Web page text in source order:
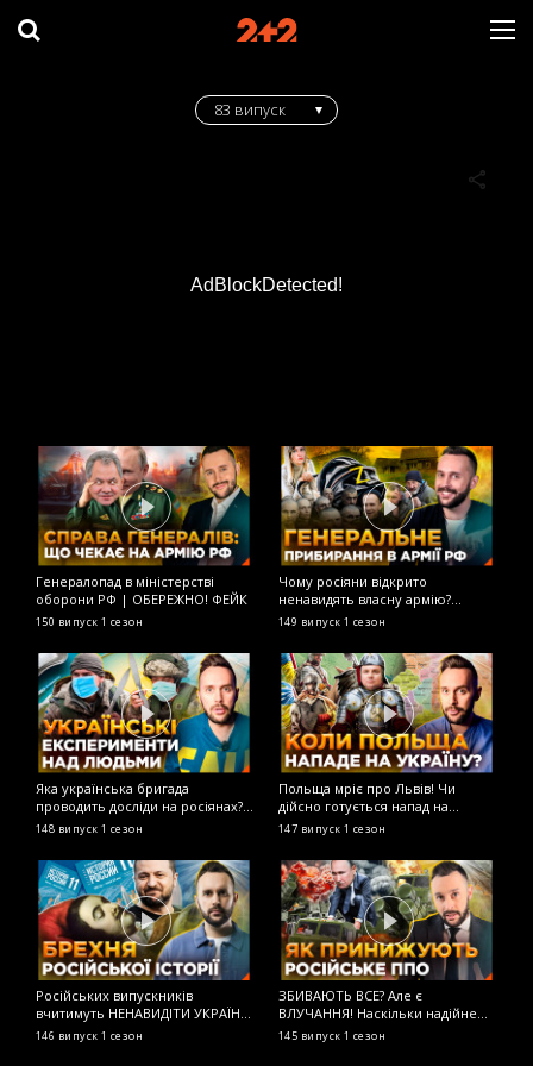
AdBlockDetected!
83 випуск
Генералопад в міністерстві
оборони РФ | ОБЕРЕЖНО! ФЕЙК
150 випуск 1 сезон
Чому росіяни відкрито
ненавидять власну армію?
ОБЕРЕЖНО! ФЕЙК
149 випуск 1 сезон
Яка українська бригада
проводить досліди на росіянах?
ОБЕРЕЖНО! ФЕЙК
148 випуск 1 сезон
Польща мріє про Львів! Чи
дійсно готується напад на
Україну з тилу? ОБЕРЕЖНО! ФЕЙК
147 випуск 1 сезон
Російських випускників
вчитимуть НЕНАВИДІТИ УКРАЇНУ!
Нова історія для старших класів!
146 випуск 1 сезон
ЗБИВАЮТЬ ВСЕ? Але є
ВЛУЧАННЯ! Наскільки надійне
російське ППО? ОБЕРЕЖНО!
145 випуск 1 сезон